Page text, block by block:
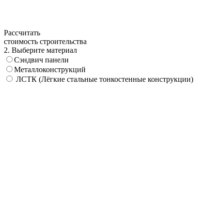
Рассчитать
стоимость строительства
2. Выберите материал
Сэндвич панели
Металлоконструкций
ЛСТК (Лёгкие стальные тонкостенные конструкции)